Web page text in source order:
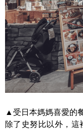
▲受日本媽媽喜愛的
除了史努比以外，